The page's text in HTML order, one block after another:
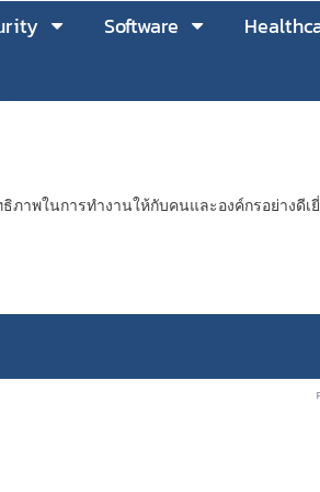
Software
าพในการทำงานให้กับคนและองค์กรอย่างดีเ